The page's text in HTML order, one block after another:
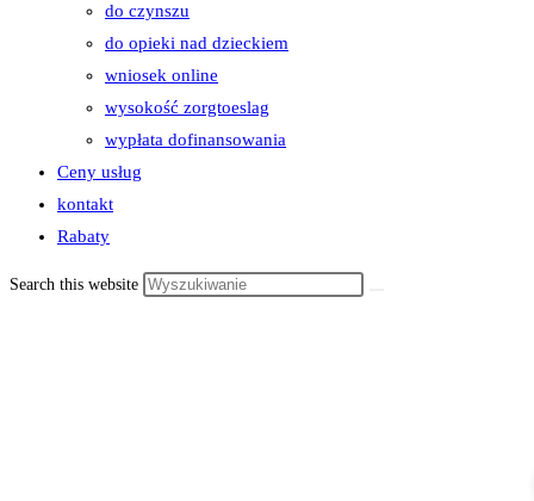
do czynszu
do opieki nad dzieckiem
wniosek online
wysokość zorgtoeslag
wypłata dofinansowania
Ceny usług
kontakt
Rabaty
Search this website